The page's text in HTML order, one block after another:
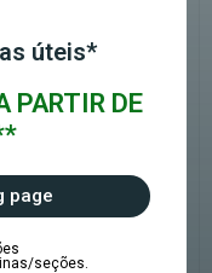
úteis*
PARTIR DE
page
seções.